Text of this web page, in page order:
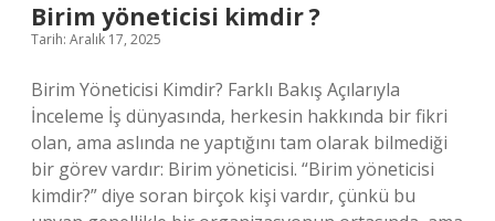
Birim yöneticisi kimdir ?
Tarih: Aralık 17, 2025
Birim Yöneticisi Kimdir? Farklı Bakış Açılarıyla
İnceleme İş dünyasında, herkesin hakkında bir fikri
olan, ama aslında ne yaptığını tam olarak bilmediği
bir görev vardır: Birim yöneticisi. “Birim yöneticisi
kimdir?” diye soran birçok kişi vardır, çünkü bu